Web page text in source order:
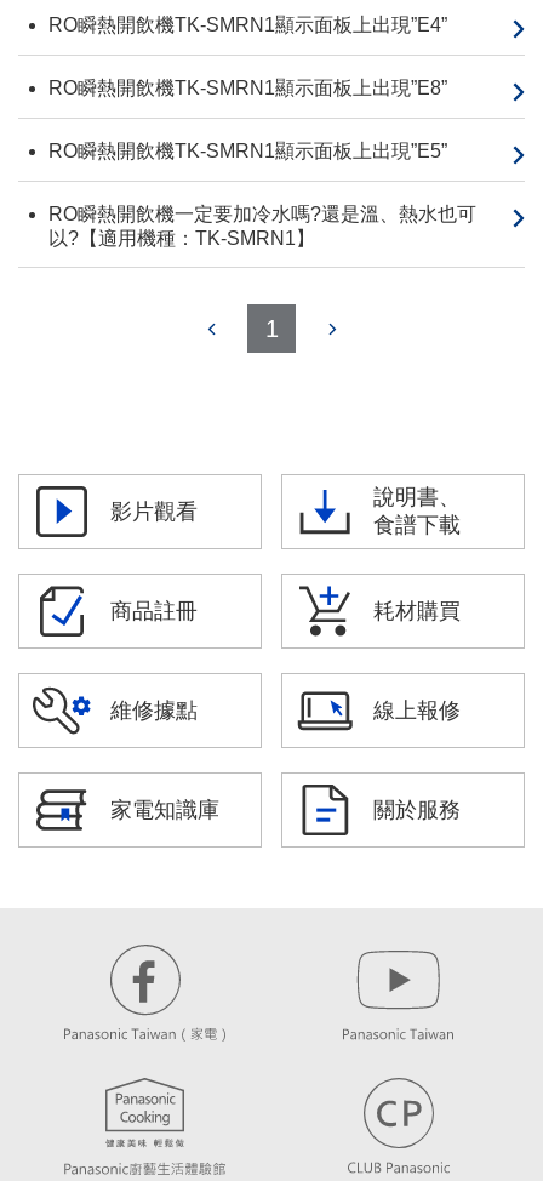
RO瞬熱開飲機TK-SMRN1顯示面板上出現”E4”
RO瞬熱開飲機TK-SMRN1顯示面板上出現”E8”
RO瞬熱開飲機TK-SMRN1顯示面板上出現”E5”
RO瞬熱開飲機一定要加冷水嗎?還是溫、熱水也可
以?【適用機種：TK-SMRN1】
1
影片觀看
說明書、
食譜下載
商品註冊 耗材購買
維修據點 線上報修
家電知識庫 關於服務